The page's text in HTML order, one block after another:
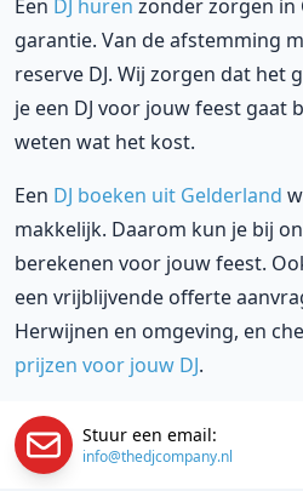
Een DJ huren zonder zorgen in
garantie. Van de afstemming
reserve DJ. Wij zorgen dat het
je een DJ voor jouw feest gaat
weten wat het kost.
Een DJ boeken uit Gelderland
makkelijk. Daarom kun je bij
berekenen voor jouw feest.
een vrijblijvende offerte
Herwijnen en omgeving, en
prijzen voor jouw DJ.
Stuur een email:
info@thedjcompany.nl